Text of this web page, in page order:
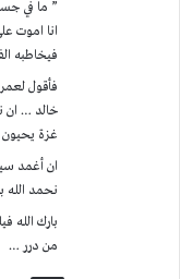
” ما في
انا اموت
فيخاطبه
فأقول
خالد … ان
غزة
ان أغمد
نحمد الله
بارك
من درر …